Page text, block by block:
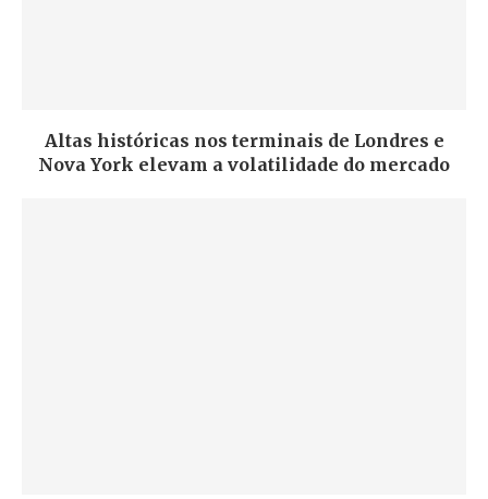
Altas históricas nos terminais de Londres e
Nova York elevam a volatilidade do mercado